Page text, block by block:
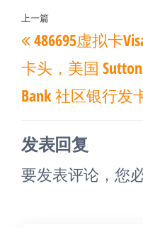
文
章
导
航
上
一
篇
文
章
上一篇
486695虚拟卡
卡头，美国 Sutton
Bank 社区银行发
发表回复
要发表评论，您